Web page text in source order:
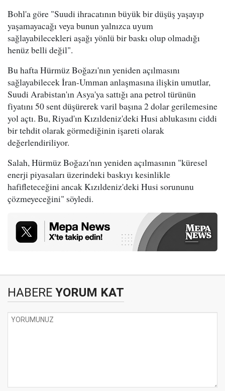
Bohl'a göre "Suudi ihracatının büyük bir düşüş yaşayıp
yaşamayacağı veya bunun yalnızca uyum
sağlayabilecekleri aşağı yönlü bir baskı olup olmadığı
henüz belli değil".
Bu hafta Hürmüz Boğazı'nın yeniden açılmasını
sağlayabilecek İran-Umman anlaşmasına ilişkin umutlar,
Suudi Arabistan'ın Asya'ya sattığı ana petrol türünün
fiyatını 50 sent düşürerek varil başına 2 dolar gerilemesine
yol açtı. Bu, Riyad'ın Kızıldeniz'deki Husi ablukasını ciddi
bir tehdit olarak görmediğinin işareti olarak
değerlendiriliyor.
Salah, Hürmüz Boğazı'nın yeniden açılmasının "küresel
enerji piyasaları üzerindeki baskıyı kesinlikle
hafifleteceğini ancak Kızıldeniz'deki Husi sorununu
çözmeyeceğini" söyledi.
HABERE YORUM KAT